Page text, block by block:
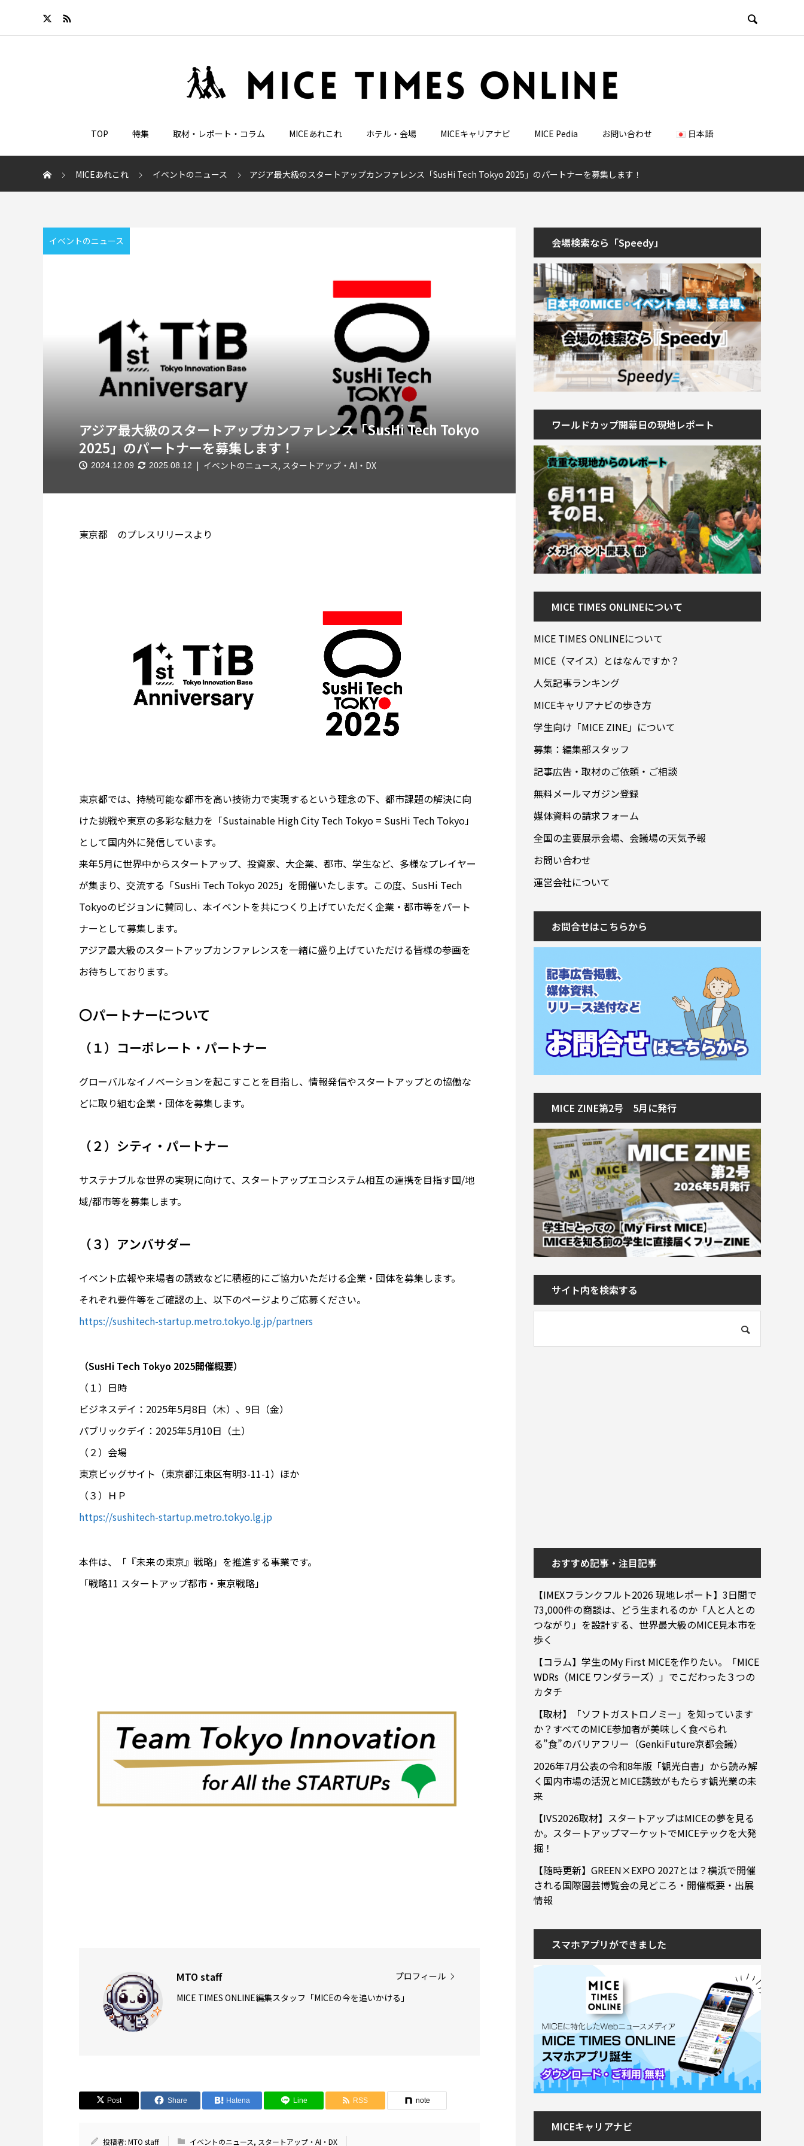

TOP 特集 取材・レポート・コラム MICEあれこれ ホテル・会場 MICEキャリアナビ MICE Pedia お問い合わせ 日本語
MICEあれこれ イベントのニュース アジア最大級のスタートアップカンファレンス「SusHi Tech Tokyo 2025」のパートナーを募集します！
イベントのニュース
アジア最大級のスタートアップカンファレンス「SusHi Tech Tokyo
2025」のパートナーを募集します！
2024.12.09 2025.08.12 イベントのニュース, スタートアップ・AI・DX
東京都 のプレスリリースより
東京都では、持続可能な都市を高い技術力で実現するという理念の下、都市課題の解決に向
けた挑戦や東京の多彩な魅力を「Sustainable High City Tech Tokyo = SusHi Tech Tokyo」
として国内外に発信しています。
来年5月に世界中からスタートアップ、投資家、大企業、都市、学生など、多様なプレイヤー
が集まり、交流する「SusHi Tech Tokyo 2025」を開催いたします。この度、SusHi Tech
Tokyoのビジョンに賛同し、本イベントを共につくり上げていただく企業・都市等をパート
ナーとして募集します。
アジア最大級のスタートアップカンファレンスを一緒に盛り上げていただける皆様の参画を
お待ちしております。
〇パートナーについて
（１）コーポレート・パートナー
グローバルなイノベーションを起こすことを目指し、情報発信やスタートアップとの協働な
どに取り組む企業・団体を募集します。
（２）シティ・パートナー
サステナブルな世界の実現に向けて、スタートアップエコシステム相互の連携を目指す国/地
域/都市等を募集します。
（３）アンバサダー
イベント広報や来場者の誘致などに積極的にご協力いただける企業・団体を募集します。
それぞれ要件等をご確認の上、以下のページよりご応募ください。
https://sushitech-startup.metro.tokyo.lg.jp/partners
（SusHi Tech Tokyo 2025開催概要）
（１）日時
ビジネスデイ：2025年5月8日（木）、9日（金）
パブリックデイ：2025年5月10日（土）
（２）会場
東京ビッグサイト（東京都江東区有明3-11-1）ほか
（３）ＨＰ
https://sushitech-startup.metro.tokyo.lg.jp
本件は、「『未来の東京』戦略」を推進する事業です。
「戦略11 スタートアップ都市・東京戦略」
MTO staff
プロフィール
MICE TIMES ONLINE編集スタッフ「MICEの今を追いかける」
Post Share Hatena Line RSS note
投稿者: MTO staff イベントのニュース, スタートアップ・AI・DX
会場検索なら「Speedy」
ワールドカップ開幕日の現地レポート
MICE TIMES ONLINEについて
MICE TIMES ONLINEについて
MICE（マイス）とはなんですか？
人気記事ランキング
MICEキャリアナビの歩き方
学生向け「MICE ZINE」について
募集：編集部スタッフ
記事広告・取材のご依頼・ご相談
無料メールマガジン登録
媒体資料の請求フォーム
全国の主要展示会場、会議場の天気予報
お問い合わせ
運営会社について
お問合せはこちらから
MICE ZINE第2号 5月に発行
サイト内を検索する
おすすめ記事・注目記事
【IMEXフランクフルト2026 現地レポート】3日間で
73,000件の商談は、どう生まれるのか「人と人との
つながり」を設計する、世界最大級のMICE見本市を
歩く
【コラム】学生のMy First MICEを作りたい。「MICE
WDRs（MICE ワンダラーズ）」でこだわった３つの
カタチ
【取材】「ソフトガストロノミー」を知っています
か？すべてのMICE参加者が美味しく食べられ
る”食”のバリアフリー（GenkiFuture京都会議）
2026年7月公表の令和8年版「観光白書」から読み解
く国内市場の活況とMICE誘致がもたらす観光業の未
来
【IVS2026取材】スタートアップはMICEの夢を見る
か。スタートアップマーケットでMICEテックを大発
掘！
【随時更新】GREEN×EXPO 2027とは？横浜で開催
される国際園芸博覧会の見どころ・開催概要・出展
情報
スマホアプリができました
MICEキャリアナビ